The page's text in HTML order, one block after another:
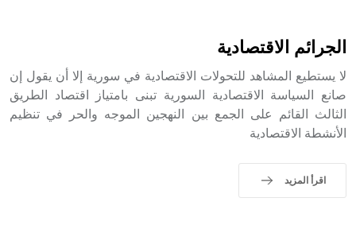
- هل تعلم أن أبجر Abgar اسم معروف جيداً يعود إلى عدد من
الملوك الذين حكموا مدينة إديسا (الرها) من أبجر الأول وحتى
الجرائم الاقتصادية
لا يستطيع المشاهد للتحولات الاقتصادية في سورية إلا أن يقول إن
صانع السياسة الاقتصادية السورية تبنى بامتياز اقتصاد الطريق
الثالث القائم على الجمع بين النهجين الموجه والحر في تنظيم
الأنشطة الاقتصادية
اقرأ المزيد